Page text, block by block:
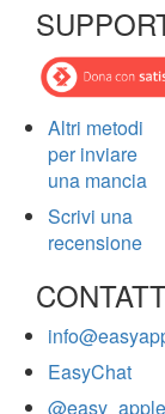
Altri metodi
per inviare
una mancia
Scrivi una
recensione
EasyChat
@easy_apple